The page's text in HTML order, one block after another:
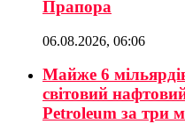
Прапора
06.08.2026, 06:06
Майже 6
світовий
Petroleum за три